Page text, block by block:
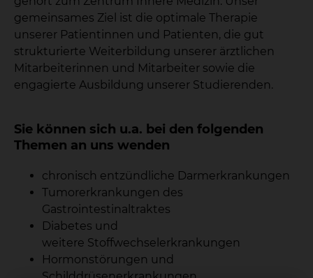
gemeinsames Ziel ist die optimale Therapie
unserer Patientinnen und Patienten, die gut
strukturierte Weiterbildung unserer ärztlichen
Mitarbeiterinnen und Mitarbeiter sowie die
engagierte Ausbildung unserer Studierenden.
Sie können sich u.a. bei den folgenden
Themen an uns wenden
chronisch entzündliche Darmerkrankungen
Tumorerkrankungen des
Gastrointestinaltraktes
Diabetes und
weitere Stoffwechselerkrankungen
Hormonstörungen und